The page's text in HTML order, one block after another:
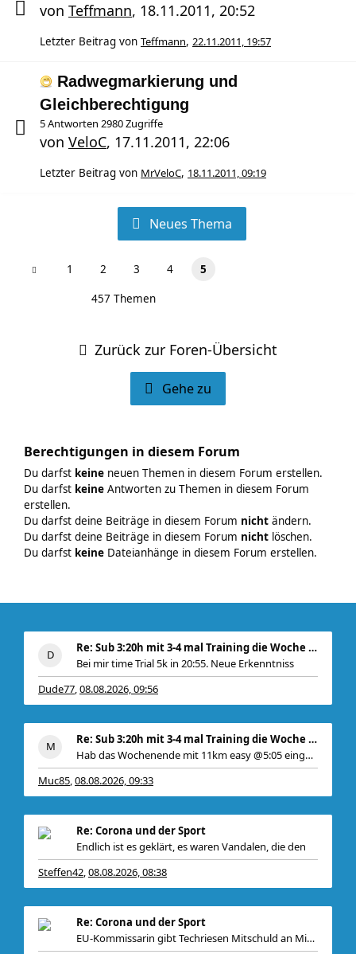
von Teffmann, 18.11.2011, 20:52
Letzter Beitrag von Teffmann, 22.11.2011, 19:57
Radwegmarkierung und
Gleichberechtigung
5 Antworten 2980 Zugriffe
von VeloC, 17.11.2011, 22:06
Letzter Beitrag von MrVeloC, 18.11.2011, 09:19
Neues Thema
1 2 3 4 5
457 Themen
Zurück zur Foren-Übersicht
Gehe zu
Berechtigungen in diesem Forum
Du darfst keine neuen Themen in diesem Forum erstellen.
Du darfst keine Antworten zu Themen in diesem Forum
erstellen.
Du darfst deine Beiträge in diesem Forum nicht ändern.
Du darfst deine Beiträge in diesem Forum nicht löschen.
Du darfst keine Dateianhänge in diesem Forum erstellen.
Re: Sub 3:20h mit 3-4 mal Training die Woche machb
Bei mir time Trial 5k in 20:55. Neue Erkenntniss
Dude77,08.08.2026, 09:56
Re: Sub 3:20h mit 3-4 mal Training die Woche machb
Hab das Wochenende mit 11km easy @5:05 eingeläutet
Muc85,08.08.2026, 09:33
Re: Corona und der Sport
Endlich ist es geklärt, es waren Vandalen, die den
Steffen42,08.08.2026, 08:38
Re: Corona und der Sport
EU-Kommissarin gibt Techriesen Mitschuld an Migrat